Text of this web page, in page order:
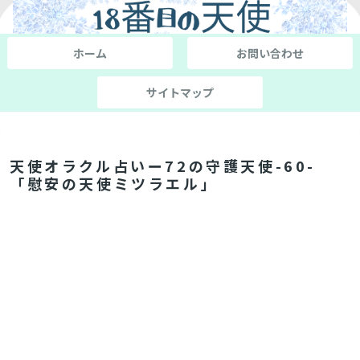
ホーム お問い合わせ
サイトマップ
天使オラクル占いー72の守護天使-60-
「慰安の天使ミツラエル」